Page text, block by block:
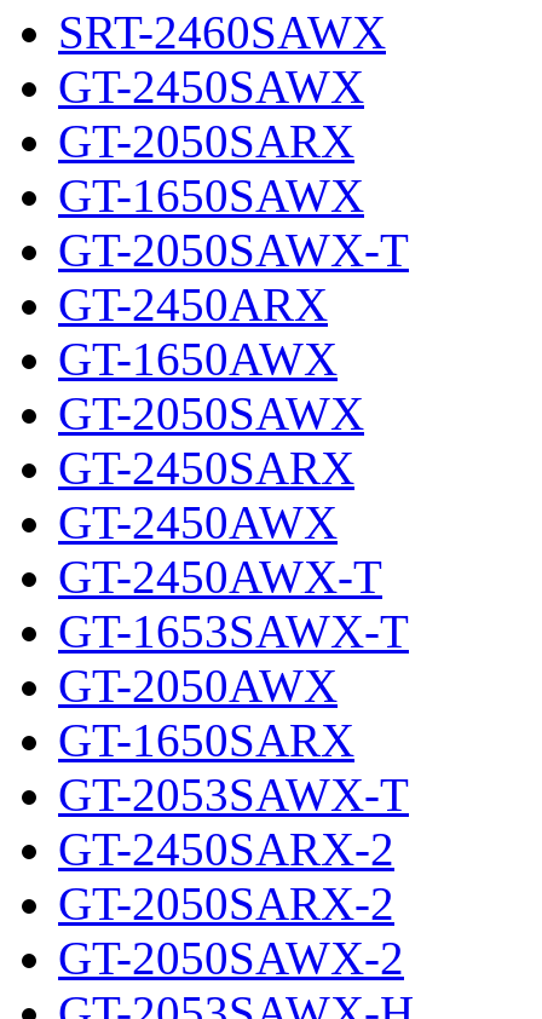
SRT-2460SAWX
GT-2450SAWX
GT-2050SARX
GT-1650SAWX
GT-2050SAWX-T
GT-2450ARX
GT-1650AWX
GT-2050SAWX
GT-2450SARX
GT-2450AWX
GT-2450AWX-T
GT-1653SAWX-T
GT-2050AWX
GT-1650SARX
GT-2053SAWX-T
GT-2450SARX-2
GT-2050SARX-2
GT-2050SAWX-2